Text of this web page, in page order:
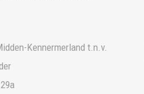
Kennermerland t.n.v.